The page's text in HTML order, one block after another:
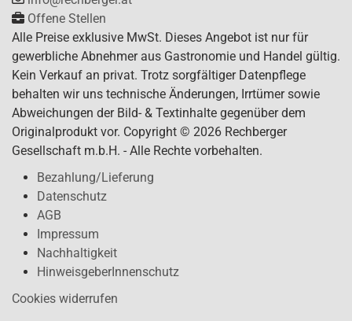
Offene Stellen
Alle Preise exklusive MwSt. Dieses Angebot ist nur für
gewerbliche Abnehmer aus Gastronomie und Handel gültig.
Kein Verkauf an privat. Trotz sorgfältiger Datenpflege
behalten wir uns technische Änderungen, Irrtümer sowie
Abweichungen der Bild- & Textinhalte gegenüber dem
Originalprodukt vor. Copyright © 2026 Rechberger
Gesellschaft m.b.H. - Alle Rechte vorbehalten.
Bezahlung/Lieferung
Datenschutz
AGB
Impressum
Nachhaltigkeit
HinweisgeberInnenschutz
Cookies widerrufen